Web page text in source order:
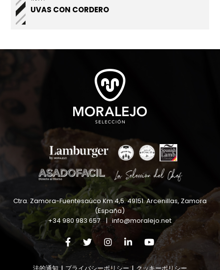
UVAS CON CORDERO
Ctra. Zamora-Fuentesaúco Km 4,5.49151.Arcenillas, Zamora
(España)
+34 980 983 657 |info@moralejo.net